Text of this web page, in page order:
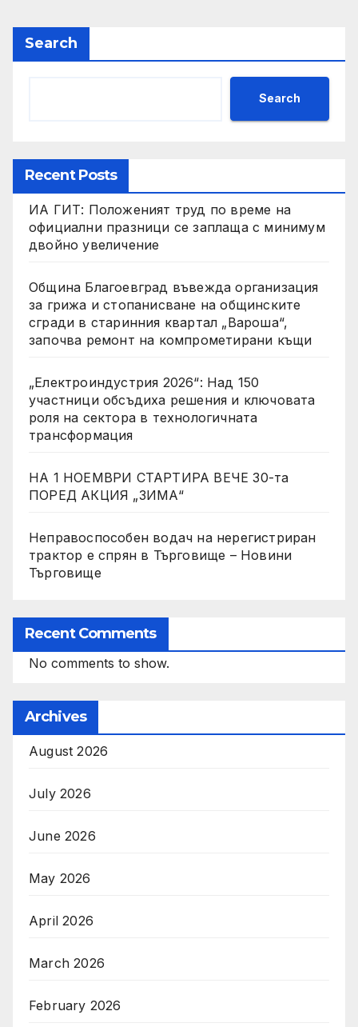
Search
Search
Recent Posts
ИА ГИТ: Положеният труд по време на
официални празници се заплаща с минимум
двойно увеличение
Община Благоевград въвежда организация
за грижа и стопанисване на общинските
сгради в старинния квартал „Вароша“,
започва ремонт на компрометирани къщи
„Електроиндустрия 2026“: Над 150
участници обсъдиха решения и ключовата
роля на сектора в технологичната
трансформация
НА 1 НОЕМВРИ СТАРТИРА ВЕЧЕ 30-та
ПОРЕД АКЦИЯ „ЗИМА“
Неправоспособен водач на нерегистриран
трактор е спрян в Търговище – Новини
Търговище
Recent Comments
No comments to show.
Archives
August 2026
July 2026
June 2026
May 2026
April 2026
March 2026
February 2026